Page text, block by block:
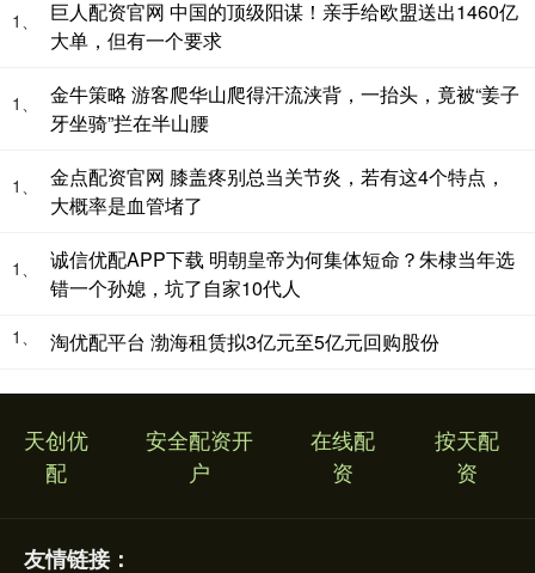
1、
巨人配资官网 中国的顶级阳谋！亲手给欧盟送出1460亿
大单，但有一个要求
1、
金牛策略 游客爬华山爬得汗流浃背，一抬头，竟被“姜子
牙坐骑”拦在半山腰
1、
金点配资官网 膝盖疼别总当关节炎，若有这4个特点，
大概率是血管堵了
1、
诚信优配APP下载 明朝皇帝为何集体短命？朱棣当年选
错一个孙媳，坑了自家10代人
1、 淘优配平台 渤海租赁拟3亿元至5亿元回购股份
天创优
配
安全配资开
户
在线配
资
按天配
资
友情链接：